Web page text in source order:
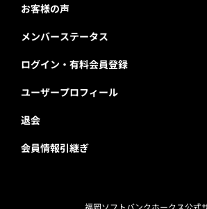
お客様の声
メンバーステータス
ログイン・有料会員登録
ユーザープロフィール
退会
会員情報引継ぎ
福岡ソフトバンクホークス公式